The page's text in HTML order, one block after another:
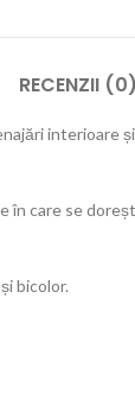
RECENZII (0)
interioare
care se
bicolor.